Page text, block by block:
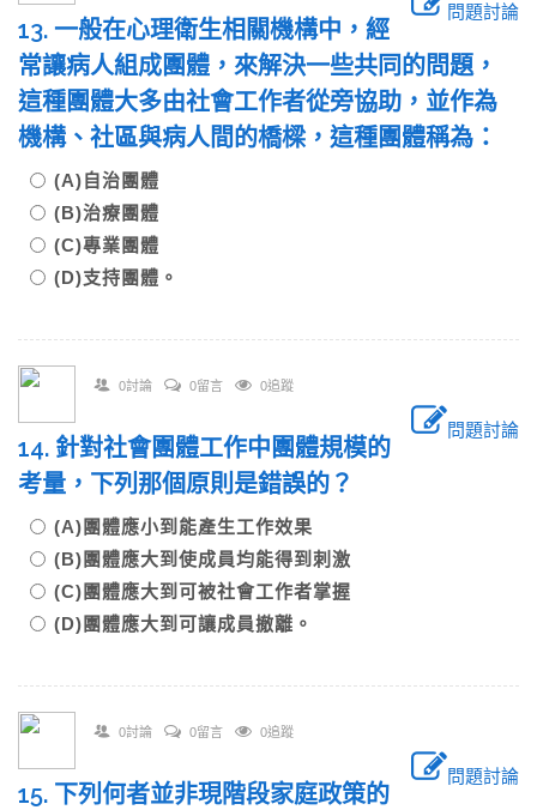
問題討論
13. 一般在心理衛生相關機構中，經
常讓病人組成團體，來解決一些共同的問題，
這種團體大多由社會工作者從旁協助，並作為
機構、社區與病人間的橋樑，這種團體稱為：
(A)自治團體
(B)治療團體
(C)專業團體
(D)支持團體。
0討論 0留言 0追蹤
問題討論
14. 針對社會團體工作中團體規模的
考量，下列那個原則是錯誤的？
(A)團體應小到能產生工作效果
(B)團體應大到使成員均能得到刺激
(C)團體應大到可被社會工作者掌握
(D)團體應大到可讓成員撤離。
0討論 0留言 0追蹤
問題討論
15. 下列何者並非現階段家庭政策的